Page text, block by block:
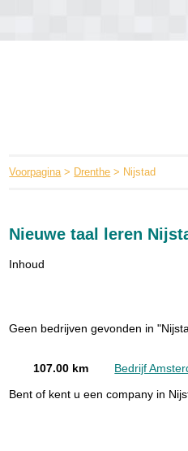
Voorpagina> Drenthe > Nijstad
Nieuwe taal leren
Inhoud
Geen bedrijven gevonden in
107.00 km Bedrijf
Bent of kent u een company in